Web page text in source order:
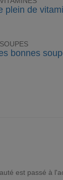
plein de
bonnes
est passé à